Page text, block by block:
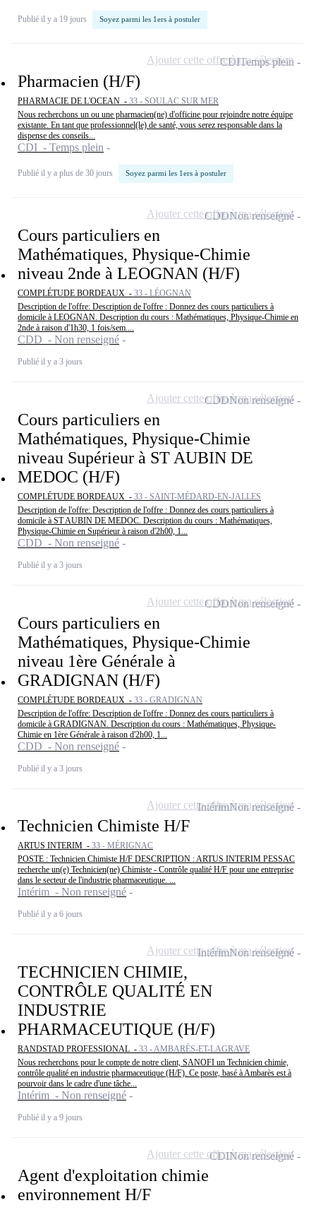
Publié il y a 19 jours Soyez parmi les 1ers à postuler
Pharmacien (H/F)
PHARMACIE DE L'OCEAN - 33 - SOULAC SUR MER
Nous recherchons un ou une pharmacien(ne) d'officine pour rejoindre notre équipe
existante. En tant que professionnel(le) de santé, vous serez responsable dans la
dispense des conseils...
CDI - Temps plein
Publié il y a plus de 30 jours Soyez parmi les 1ers à postuler
CDITemps plein
Ajouter cette offre à ma sélection
Cours particuliers en
Mathématiques, Physique-Chimie
niveau 2nde à LEOGNAN (H/F)
COMPLÉTUDE BORDEAUX - 33 - LÉOGNAN
Description de l'offre: Description de l'offre : Donnez des cours particuliers à
domicile à LEOGNAN. Description du cours : Mathématiques, Physique-Chimie en
2nde à raison d'1h30, 1 fois/sem....
CDD - Non renseigné
Publié il y a 3 jours
CDDNon renseigné
Ajouter cette offre à ma sélection
Cours particuliers en
Mathématiques, Physique-Chimie
niveau Supérieur à ST AUBIN DE
MEDOC (H/F)
COMPLÉTUDE BORDEAUX - 33 - SAINT-MÉDARD-EN-JALLES
Description de l'offre: Description de l'offre : Donnez des cours particuliers à
domicile à ST AUBIN DE MEDOC. Description du cours : Mathématiques,
Physique-Chimie en Supérieur à raison d'2h00, 1...
CDD - Non renseigné
Publié il y a 3 jours
CDDNon renseigné
Ajouter cette offre à ma sélection
Cours particuliers en
Mathématiques, Physique-Chimie
niveau 1ère Générale à
GRADIGNAN (H/F)
COMPLÉTUDE BORDEAUX - 33 - GRADIGNAN
Description de l'offre: Description de l'offre : Donnez des cours particuliers à
domicile à GRADIGNAN. Description du cours : Mathématiques, Physique-
Chimie en 1ère Générale à raison d'2h00, 1...
CDD - Non renseigné
Publié il y a 3 jours
CDDNon renseigné
Ajouter cette offre à ma sélection
Technicien Chimiste H/F
ARTUS INTERIM - 33 - MÉRIGNAC
POSTE : Technicien Chimiste H/F DESCRIPTION : ARTUS INTERIM PESSAC
recherche un(e) Technicien(ne) Chimiste - Contrôle qualité H/F pour une entreprise
dans le secteur de l'industrie pharmaceutique. ...
Intérim - Non renseigné
Publié il y a 6 jours
IntérimNon renseigné
Ajouter cette offre à ma sélection
TECHNICIEN CHIMIE,
CONTRÔLE QUALITÉ EN
INDUSTRIE
PHARMACEUTIQUE (H/F)
RANDSTAD PROFESSIONAL - 33 - AMBARÈS-ET-LAGRAVE
Nous recherchons pour le compte de notre client, SANOFI un Technicien chimie,
contrôle qualité en industrie pharmaceutique (H/F). Ce poste, basé à Ambarès est à
pourvoir dans le cadre d'une tâche...
Intérim - Non renseigné
Publié il y a 9 jours
IntérimNon renseigné
Ajouter cette offre à ma sélection
Agent d'exploitation chimie
environnement H/F
CDINon renseigné
Ajouter cette offre à ma sélection